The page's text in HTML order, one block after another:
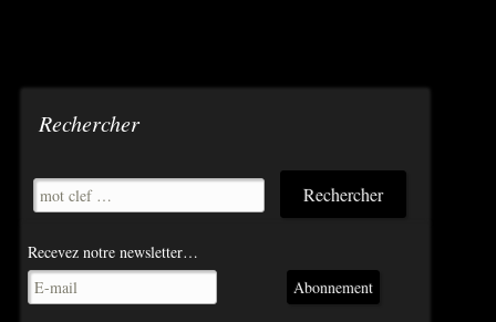
Rechercher
Recevez notre newsletter…
Abonnement